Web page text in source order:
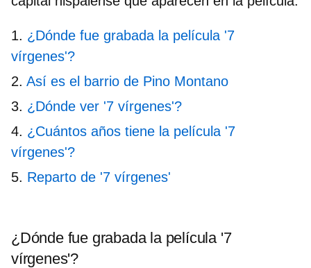
¿Dónde fue grabada la película '7
vírgenes'?
Así es el barrio de Pino Montano
¿Dónde ver '7 vírgenes'?
¿Cuántos años tiene la película '7
vírgenes'?
Reparto de '7 vírgenes'
¿Dónde fue grabada la película '7
vírgenes'?